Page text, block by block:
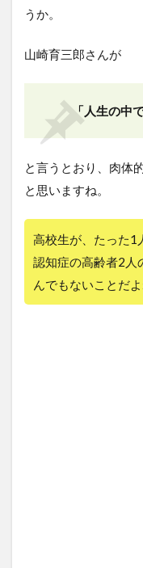
うか。
山崎育三郎さんが
「人生の中
と言うとおり、肉体
と思いますね。
高校生が、たった1
認知症の高齢者2人
んでもないことだよ